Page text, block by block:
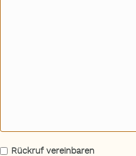
Rückruf
Rückruf vereinbaren